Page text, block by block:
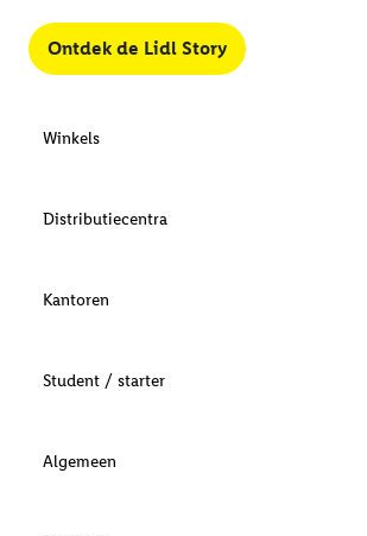
Ontdek de Lidl Story
Winkels
Distributiecentra
Kantoren
Student / starter
Algemeen